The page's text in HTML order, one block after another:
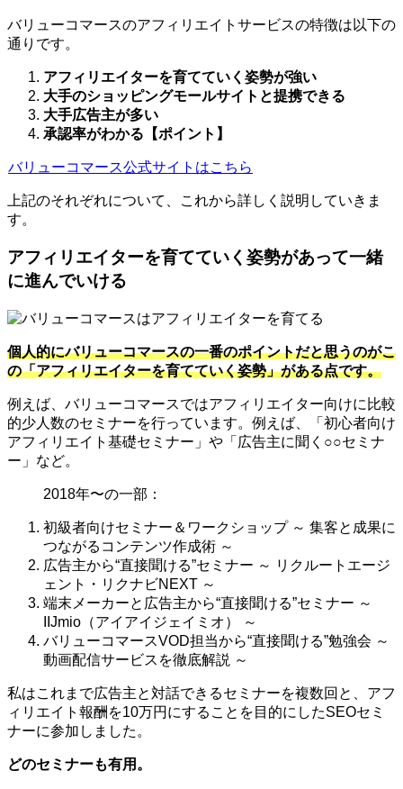
バリューコマースのアフィリエイトサービスの特徴は以下の
通りです。
アフィリエイターを育てていく姿勢が強い
大手のショッピングモールサイトと提携できる
大手広告主が多い
承認率がわかる【ポイント】
バリューコマース公式サイトはこちら
上記のそれぞれについて、これから詳しく説明していきま
す。
アフィリエイターを育てていく姿勢があって一緒
に進んでいける
個人的にバリューコマースの一番のポイントだと思うのがこ
の「アフィリエイターを育てていく姿勢」がある点です。
例えば、バリューコマースではアフィリエイター向けに比較
的少人数のセミナーを行っています。例えば、「初心者向け
アフィリエイト基礎セミナー」や「広告主に聞く○○セミナ
ー」など。
2018年〜の一部：
初級者向けセミナー＆ワークショップ ～ 集客と成果に
つながるコンテンツ作成術 ～
広告主から“直接聞ける”セミナー ～ リクルートエージ
ェント・リクナビNEXT ～
端末メーカーと広告主から“直接聞ける”セミナー ～
IIJmio（アイアイジェイミオ） ～
バリューコマースVOD担当から“直接聞ける”勉強会 ～
動画配信サービスを徹底解説 ～
私はこれまで広告主と対話できるセミナーを複数回と、アフ
ィリエイト報酬を10万円にすることを目的にしたSEOセミ
ナーに参加しました。
どのセミナーも有用。